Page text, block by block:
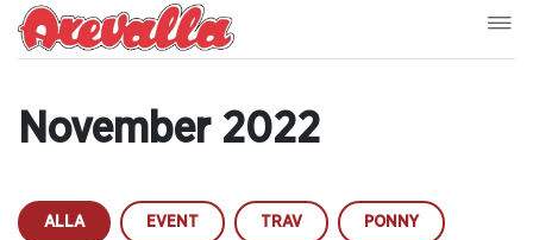
November 2022
ALLA EVENT TRAV PONNY